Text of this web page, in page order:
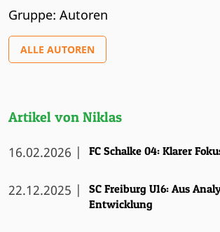
Gruppe: Autoren
ALLE AUTOREN
Artikel von Niklas
16.02.2026 | FC Schalke 04: Klarer
22.12.2025 |
SC Freiburg U16: Aus
Entwicklung